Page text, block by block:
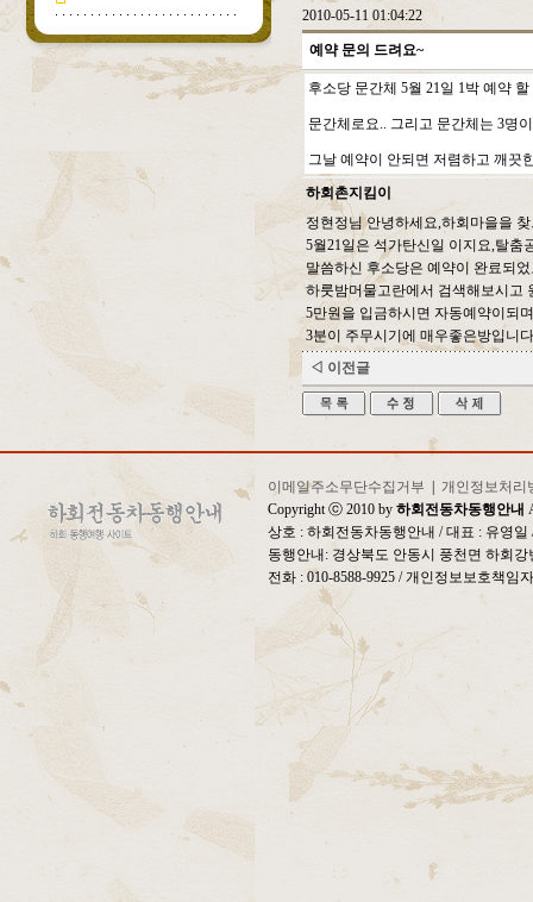
2010-05-11 01:04:22
예약 문의 드려요~
후소당 문간체 5월 21일 1박 예약
문간체로요.. 그리고 문간체는 3명
그날 예약이 안되면 저렴하고 깨끗
하회촌지킴이
정현정님 안녕하세요,하회마을을
5월21일은 석가탄신일 이지요,탈춤
말씀하신 후소당은 예약이 완료되
하룻밤머물고란에서 검색해보시고
5만원을 입금하시면 자동예약이되
3분이 주무시기에 매우좋은방입니
◁ 이전글
이메일주소무단수집거부
개인정보처리
Copyright ⓒ 2010 by 하회전동차동행안내
상호 : 하회전동차동행안내 / 대표 : 유영
동행안내: 경상북도 안동시 풍천면 하회
전화 : 010-8588-9925 / 개인정보보호책임